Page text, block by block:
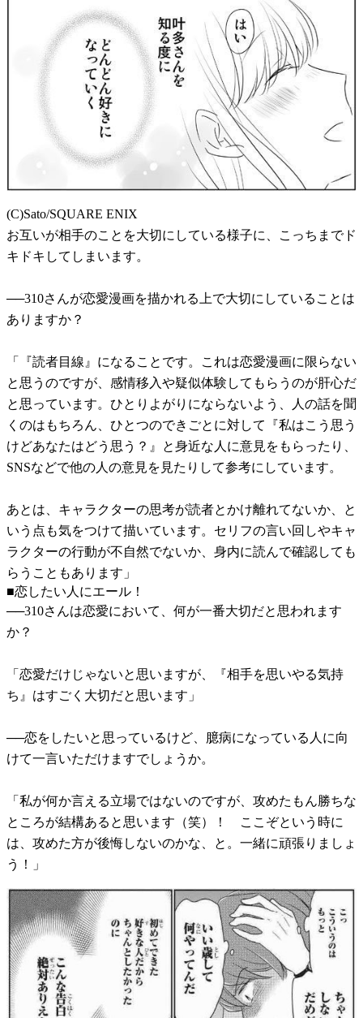
(C)Sato/SQUARE ENIX
お互いが相手のことを大切にしている様子に、こっちまでド
キドキしてしまいます。
──310さんが恋愛漫画を描かれる上で大切にしていることは
ありますか？
「『読者目線』になることです。これは恋愛漫画に限らない
と思うのですが、感情移入や疑似体験してもらうのが肝心だ
と思っています。ひとりよがりにならないよう、人の話を聞
くのはもちろん、ひとつのできごとに対して『私はこう思う
けどあなたはどう思う？』と身近な人に意見をもらったり、
SNSなどで他の人の意見を見たりして参考にしています。
あとは、キャラクターの思考が読者とかけ離れてないか、と
いう点も気をつけて描いています。セリフの言い回しやキャ
ラクターの行動が不自然でないか、身内に読んで確認しても
らうこともあります」
■恋したい人にエール！
──310さんは恋愛において、何が一番大切だと思われます
か？
「恋愛だけじゃないと思いますが、『相手を思いやる気持
ち』はすごく大切だと思います」
──恋をしたいと思っているけど、臆病になっている人に向
けて一言いただけますでしょうか。
「私が何か言える立場ではないのですが、攻めたもん勝ちな
ところが結構あると思います（笑）！ ここぞという時に
は、攻めた方が後悔しないのかな、と。一緒に頑張りましょ
う！」